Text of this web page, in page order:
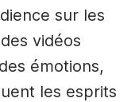
sur les
vidéos
émotions,
les esprits